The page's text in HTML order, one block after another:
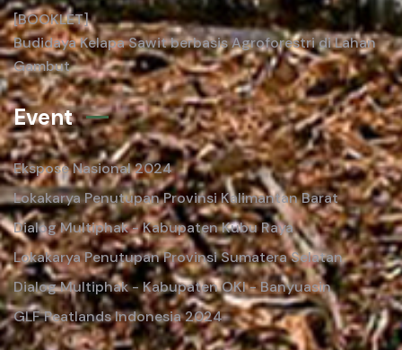
[BOOKLET]
Budidaya Kelapa Sawit berbasis Agroforestri di Lahan
Gambut
Event
Ekspose Nasional 2024
Lokakarya Penutupan Provinsi Kalimantan Barat
Dialog Multiphak - Kabupaten Kubu Raya
Lokakarya Penutupan Provinsi Sumatera Selatan
Dialog Multiphak - Kabupaten OKI - Banyuasin
GLF Peatlands Indonesia 2024